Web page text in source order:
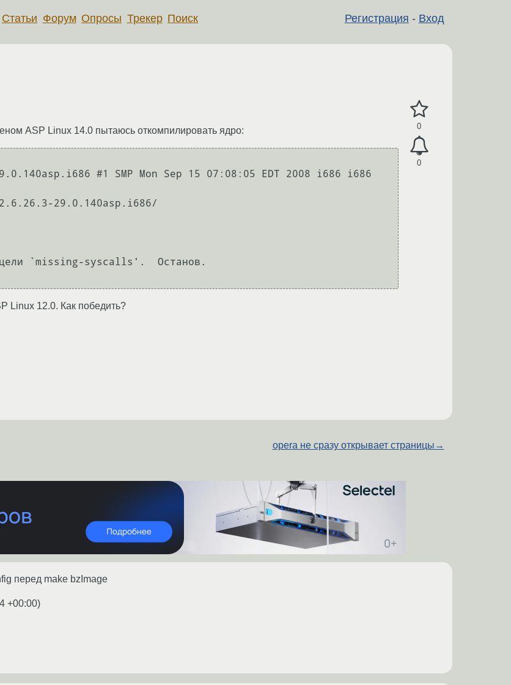
Регистрация - Вход
Статьи Форум Опросы Трекер Поиск
0
0
ASP Linux 14.0 пытаюсь откомпилировать ядро:
#1 SMP Mon Sep 15 07:08:05 EDT 2008 i686 i686
29.0.140asp.i686/
Linux 12.0. Как победить?
opera не сразу открывает страницы →
перед make bzImage
+00:00)